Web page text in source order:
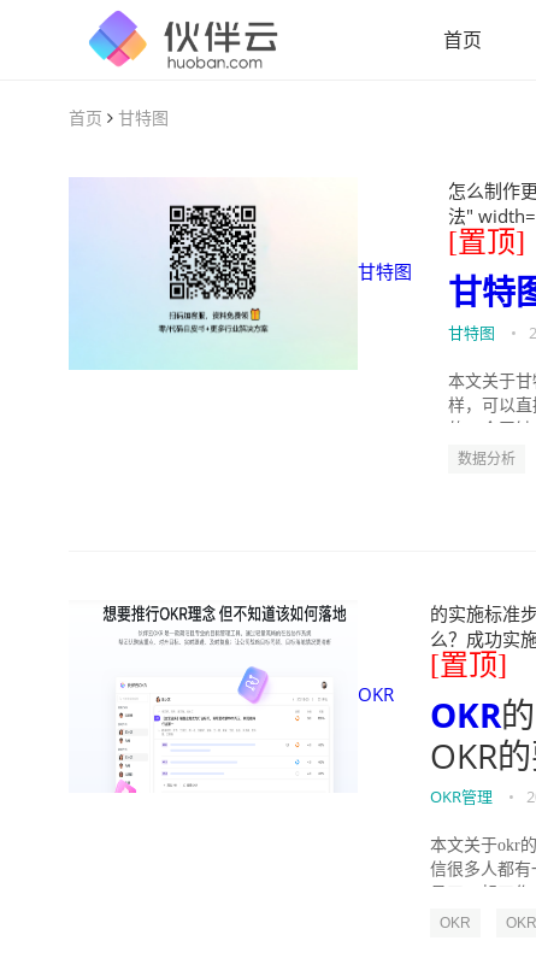
首页
首页 甘特图
甘特图
怎么制作
法"
[置顶]
甘特
甘特图 •
本文关于
样，可以
数据分析
OKR
的实施标准
么？成功实
[置顶]
OKR
OKR
OKR管理 •
本文关于okr
信很多人都有
OKR